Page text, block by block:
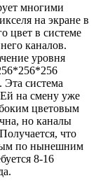
многими
на экране в
цвет в системе
каналов.
уровня
Эта система
Ей на смену уже
цветовым
но каналы
что
по нынешним
8-16